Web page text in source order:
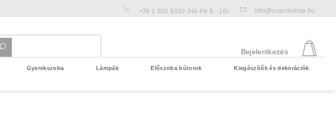
+36 1 500 9393 (Hé-Pé 8 - 16) info@scandishop.hu
Bejelentkezés
Gyerekszoba Lámpák Előszoba bútorok Kiegészítők és dekorációk